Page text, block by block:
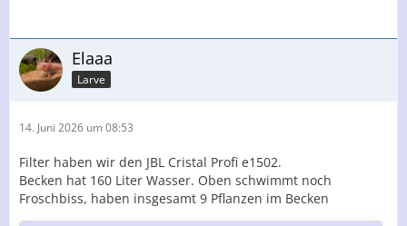
Elaaa
Larve
14. Juni 2026 um 08:53
Filter haben wir den JBL Cristal Profi e1502.
Becken hat 160 Liter Wasser. Oben schwimmt noch
Froschbiss, haben insgesamt 9 Pflanzen im Becken